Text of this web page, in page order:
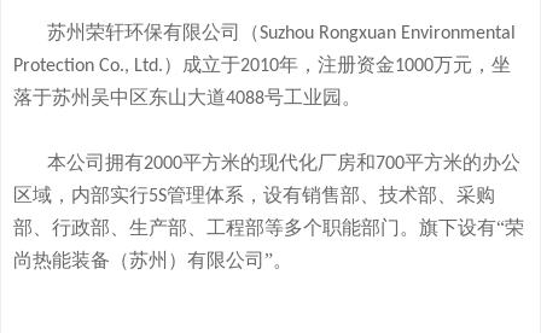
苏州荣轩环保有限公司（Suzhou Rongxuan Environmental
Protection Co., Ltd.）成立于2010年，注册资金1000万元，坐
落于苏州吴中区东山大道4088号工业园。
本公司拥有2000平方米的现代化厂房和700平方米的办公
区域，内部实行5S管理体系，设有销售部、技术部、采购
部、行政部、生产部、工程部等多个职能部门。旗下设有“荣
尚热能装备（苏州）有限公司”。